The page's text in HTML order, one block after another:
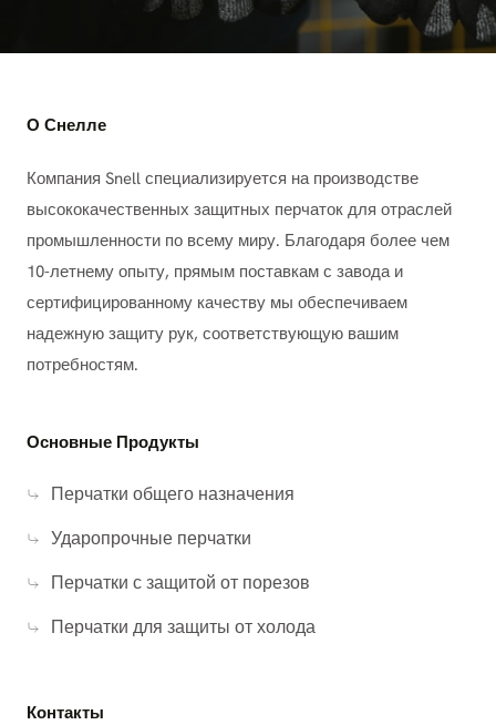
О Снелле
Компания Snell специализируется на производстве
высококачественных защитных перчаток для отраслей
промышленности по всему миру. Благодаря более чем
10-летнему опыту, прямым поставкам с завода и
сертифицированному качеству мы обеспечиваем
надежную защиту рук, соответствующую вашим
потребностям.
Основные Продукты
Перчатки общего назначения
Ударопрочные перчатки
Перчатки с защитой от порезов
Перчатки для защиты от холода
Контакты